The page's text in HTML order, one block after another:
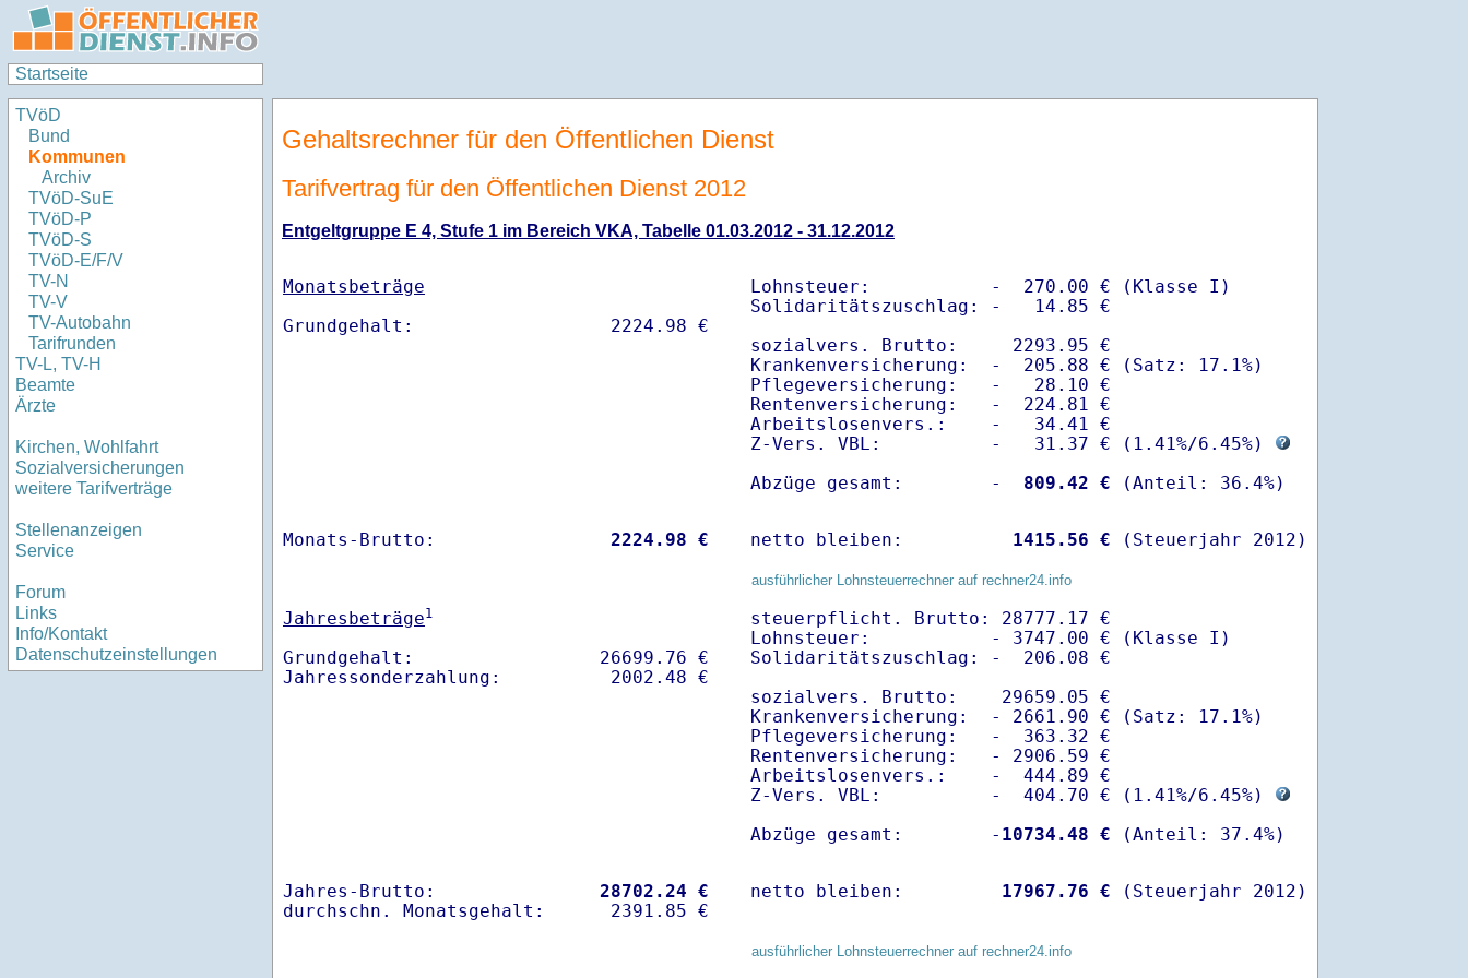
Startseite
TVöD
Bund
Kommunen
Archiv
TVöD-SuE
TVöD-P
TVöD-S
TVöD-E/F/V
TV-N
TV-V
TV-Autobahn
Tarifrunden
TV-L, TV-H
Beamte
Ärzte
Kirchen, Wohlfahrt
Sozialversicherungen
weitere Tarifverträge
Stellenanzeigen
Service
Forum
Links
Info/Kontakt
Datenschutzeinstellungen
Gehaltsrechner für den Öffentlichen Dienst
Tarifvertrag für den Öffentlichen Dienst 2012
Entgeltgruppe E 4, Stufe 1 im Bereich VKA, Tabelle 01.03.2012 - 31.12.2012
Monatsbeträge
Lohnsteuer:           -  270.00 € (Klasse I)
Solidaritätszuschlag: -   14.85 €
sozialvers. Brutto:     2293.95 €
Krankenversicherung:  -  205.88 € (Satz: 17.1%)
Pflegeversicherung:   -   28.10 €
Rentenversicherung:   -  224.81 €
Arbeitslosenvers.:    -   34.41 €
Z-Vers. VBL:          -   31.37 € ( 1.41%/6.45%)
Abzüge gesamt:        -
  809.42 €
Monats-Brutto: 2224.98 € netto bleiben: 1415.56 € (Steuerjahr 2012)
ausführlicher Lohnsteuerrechner auf rechner24.info
Jahresbeträge1
Grundgehalt:                 26699.76 €
steuerpflicht. Brutto: 28777.17 €
Lohnsteuer:           - 3747.00 € (Klasse I)
Solidaritätszuschlag: -  206.08 €
sozialvers. Brutto:    29659.05 €
Krankenversicherung:  - 2661.90 € (Satz: 17.1%)
Pflegeversicherung:   -  363.32 €
Rentenversicherung:   - 2906.59 €
Arbeitslosenvers.:    -  444.89 €
Z-Vers. VBL:          -  404.70 € ( 1.41%/6.45%)
Abzüge gesamt:        - 10734.48 €
Jahres-Brutto: 28702.24 €
netto bleiben: 17967.76 € (Steuerjahr 2012)
ausführlicher Lohnsteuerrechner auf rechner24.info